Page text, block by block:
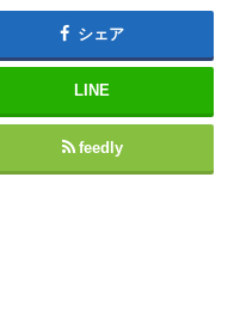
シェア
LINE
feedly